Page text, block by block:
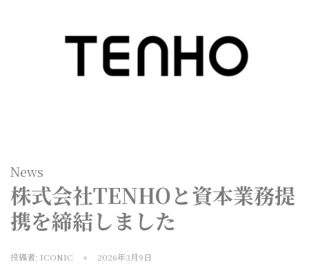
News
株式会社TENHOと資本業務提
携を締結しました
投稿者: ICONIC 2026年3月9日